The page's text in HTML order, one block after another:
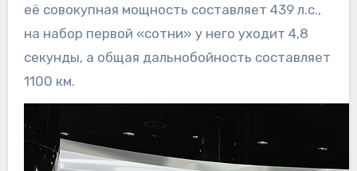
её совокупная мощность составляет 439 л.с.,
на набор первой «сотни» у него уходит 4,8
секунды, а общая дальнобойность составляет
1100 км.